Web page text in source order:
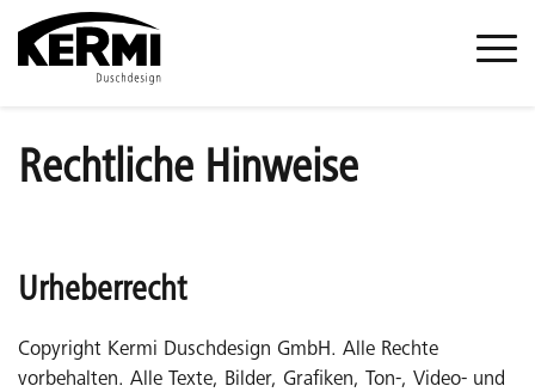
Rechtliche Hinweise
Urheberrecht
Copyright Kermi Duschdesign GmbH. Alle Rechte
vorbehalten. Alle Texte, Bilder, Grafiken, Ton-, Video- und